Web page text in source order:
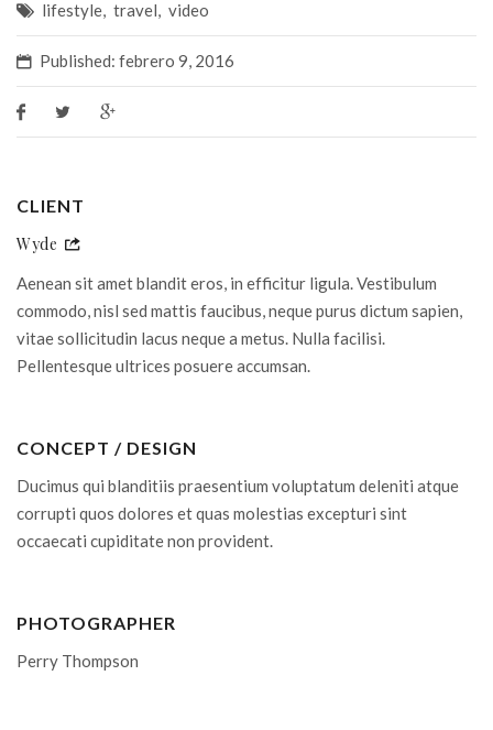
lifestyle travel video
Published: febrero 9, 2016
CLIENT
Wyde
Aenean sit amet blandit eros, in efficitur ligula. Vestibulum
commodo, nisl sed mattis faucibus, neque purus dictum sapien,
vitae sollicitudin lacus neque a metus. Nulla facilisi.
Pellentesque ultrices posuere accumsan.
CONCEPT / DESIGN
Ducimus qui blanditiis praesentium voluptatum deleniti atque
corrupti quos dolores et quas molestias excepturi sint
occaecati cupiditate non provident.
PHOTOGRAPHER
Perry Thompson